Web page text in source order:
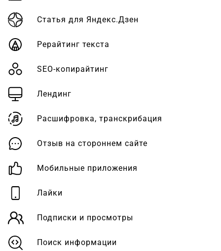
Статья для Яндекс.Дзен
Рерайтинг текста
SEO-копирайтинг
Лендинг
Расшифровка, транскрибация
Отзыв на стороннем сайте
Мобильные приложения
Лайки
Подписки и просмотры
Поиск информации